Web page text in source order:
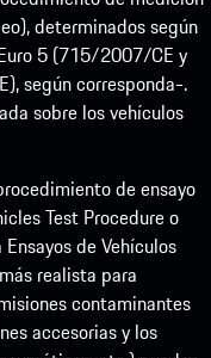
determinados según
5 (715/2007/CE y
según corresponda-.
sobre los vehículos
de ensayo
Test Procedure o
de Vehículos
realista para
contaminantes
accesorias y los